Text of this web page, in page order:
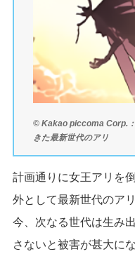
© Kakao piccoma Corp.
きた最新世代のアリ
計画通りに女王アリを
外として最新世代のア
今、次なる世代は生み
さないと被害が甚大に